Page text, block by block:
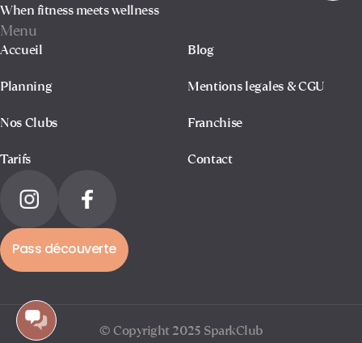
When fitness meets wellness
Menu
Accueil
Planning
Nos Clubs
Tarifs
Blog
Mentions legales & CGU
Franchise
Contact
Pass découverte
© Copyright 2025 SparkClub